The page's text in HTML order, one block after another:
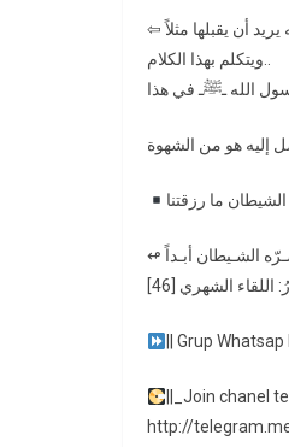
⇦ ولكن لا يقول هذا الكلام بصوت رفيع، لأنه لو قـاله بصوت رفيع ربما تنفر المرأة منه، لكن يمسك برأسها كأنه يريد أن يقبلها مثلاً
ويتكلم بهذا الكلام..
|| Grup
||_Join chanel
http://